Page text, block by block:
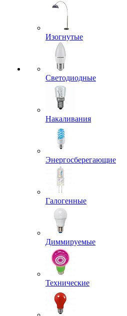
Изогнутые
Светодиодные
Накаливания
Энергосберегающие
Галогенные
Диммируемые
Технические